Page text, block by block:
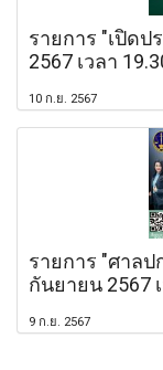
รายการ "เปิด
2567 เวลา
10 ก.ย. 2567
รายการ "ศาล
กันยายน 2567
9 ก.ย. 2567